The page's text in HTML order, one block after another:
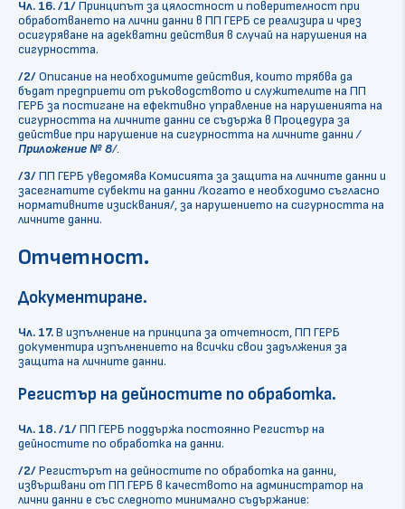
Чл. 16./1/Принципът за цялостност и поверителност при
обработването на лични данни в ПП ГЕРБ се реализира и чрез
осигуряване на адекватни действия в случай на нарушения на
сигурността.
/2/Описание на необходимите действия, които трябва да
бъдат предприети от ръководството и служителите на ПП
ГЕРБ за постигане на ефективно управление на нарушенията на
сигурността на личните данни се съдържа в Процедура за
действие при нарушение на сигурността на личните данни /
Приложение № 8/.
/3/ПП ГЕРБ уведомява Комисията за защита на личните данни и
засегнатите субекти на данни /когато е необходимо съгласно
нормативните изисквания/, за нарушението на сигурността на
личните данни.
Отчетност.
Документиране.
Чл. 17.В изпълнение на принципа за отчетност, ПП ГЕРБ
документира изпълнението на всички свои задължения за
защита на личните данни.
Регистър на дейностите по обработка.
Чл. 18./1/ПП ГЕРБ поддържа постоянно Регистър на
дейностите по обработка на данни.
/2/Регистърът на дейностите по обработка на данни,
извършвани от ПП ГЕРБ в качеството на администратор на
лични данни е със следното минимално съдържание: